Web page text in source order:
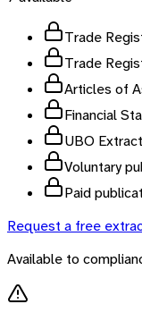
Trade
Trade
Articles of
Financial
UBO Extract
Voluntary
Paid
Request a free
Available to